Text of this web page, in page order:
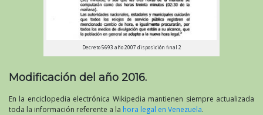
Decreto 5693 año 2007 disposición final 2
Modificación del año 2016.
En la enciclopedia electrónica Wikipedia mantienen siempre actualizada
toda la información referente a la hora legal en Venezuela.